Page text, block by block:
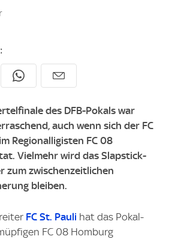
des DFB-Pokals war
auch wenn sich der FC
Regionalligisten FC 08
Vielmehr wird das Slapstick-
zum zwischenzeitlichen
bleiben.
FC St. Pauli hat das Pokal-
FC 08 Homburg